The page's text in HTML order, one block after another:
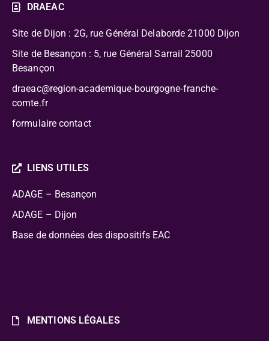
DRAEAC
Site de Dijon : 2G, rue Général Delaborde 21000 Dijon
Site de Besançon : 5, rue Général Sarrail 25000
Besançon
draeac@region-academique-bourgogne-franche-
comte.fr
formulaire contact
LIENS UTILES
ADAGE – Besançon
ADAGE – Dijon
Base de données des dispositifs EAC
MENTIONS LÉGALES